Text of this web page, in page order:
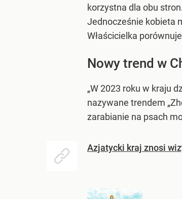
korzystna dla obu
Jednocześnie kobieta
Właścicielka
Nowy trend w
„W 2023 roku w kraju
nazywane trendem
zarabianie na psach
Azjatycki kraj znosi